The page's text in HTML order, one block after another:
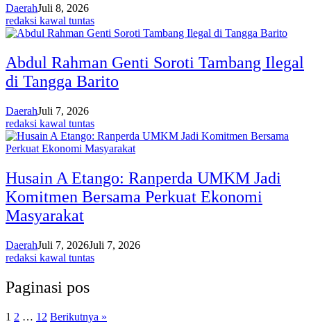
DaerahJuli 8, 2026
redaksi kawal tuntas
Abdul Rahman Genti Soroti Tambang Ilegal
di Tangga Barito
DaerahJuli 7, 2026
redaksi kawal tuntas
Husain A Etango: Ranperda UMKM Jadi
Komitmen Bersama Perkuat Ekonomi
Masyarakat
DaerahJuli 7, 2026Juli 7, 2026
redaksi kawal tuntas
Paginasi pos
1 2 … 12 Berikutnya »